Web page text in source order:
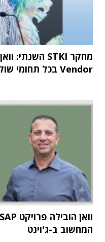
Vendor בכל תחומי שוק ה-IT
המחשוב ב-ג'וינט